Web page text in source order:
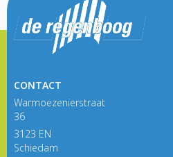
CONTACT
Warmoezenierstraat
36
3123 EN
Schiedam